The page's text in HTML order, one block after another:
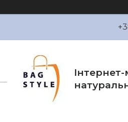
Інтернет-